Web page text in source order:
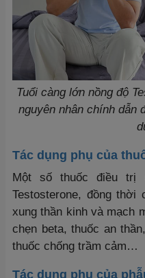
Tuổi càng lớn nồng độ
nguyên nhân chính dẫn
Tác dụng phụ của
Một số thuốc điều trị
Testosterone, đồng thời
xung thần kinh và mạch
chẹn beta, thuốc an
thuốc chống trầm cảm…
Tác dụng phụ của